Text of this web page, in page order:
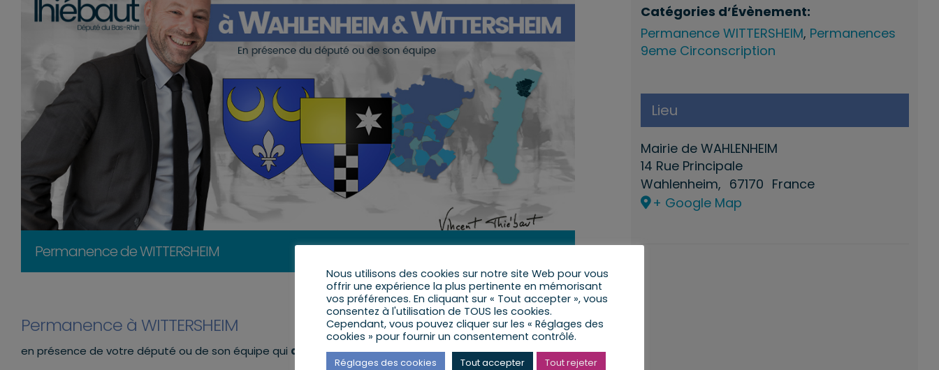
Permanence de WITTERSHEIM
Permanence à WITTERSHEIM
en présence de votre député ou de son équipe qui aura lieu à la Mairie de Wahlenheim
Catégories d’Évènement:
Permanence WITTERSHEIM, Permanences
9eme Circonscription
Lieu
Mairie de WAHLENHEIM
14 Rue Principale
Wahlenheim, 67170 France
+ Google Map
Nous utilisons des cookies sur notre site Web pour vous
offrir une expérience la plus pertinente en mémorisant
vos préférences. En cliquant sur « Tout accepter », vous
consentez à l'utilisation de TOUS les cookies.
Cependant, vous pouvez cliquer sur les « Réglages des
cookies » pour fournir un consentement contrôlé.
Réglages des cookies Tout accepter Tout rejeter